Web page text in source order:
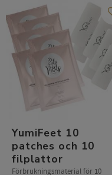
YumiFeet 10
patches och 10
filplattor
Förbrukningsmaterial för 10